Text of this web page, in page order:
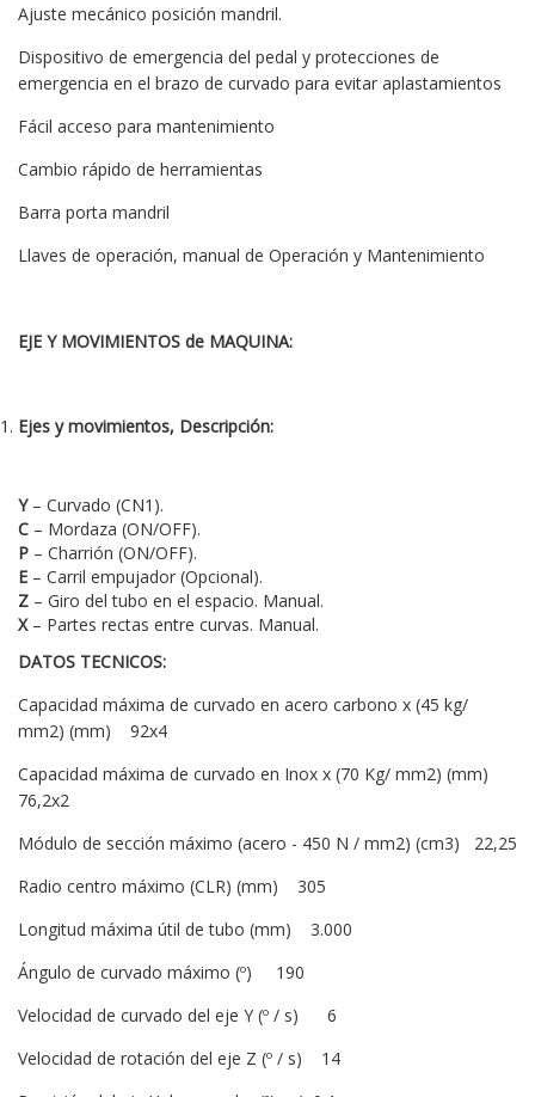
Ajuste mecánico posición mandril.
Dispositivo de emergencia del pedal y protecciones de
emergencia en el brazo de curvado para evitar aplastamientos
Fácil acceso para mantenimiento
Cambio rápido de herramientas
Barra porta mandril
Llaves de operación, manual de Operación y Mantenimiento
EJE Y MOVIMIENTOS de MAQUINA:
Ejes y movimientos, Descripción:
Y– Curvado (CN1).
C – Mordaza (ON/OFF).
P – Charrión (ON/OFF).
E – Carril empujador (Opcional).
Z – Giro del tubo en el espacio. Manual.
X– Partes rectas entre curvas. Manual.
DATOS TECNICOS:
Capacidad máxima de curvado en acero carbono x (45 kg/
mm2) (mm) 92x4
Capacidad máxima de curvado en Inox x (70 Kg/ mm2) (mm)
76,2x2
Módulo de sección máximo (acero - 450 N / mm2) (cm3) 22,25
Radio centro máximo (CLR) (mm) 305
Longitud máxima útil de tubo (mm) 3.000
Ángulo de curvado máximo (º) 190
Velocidad de curvado del eje Y (º / s) 6
Velocidad de rotación del eje Z (º / s) 14